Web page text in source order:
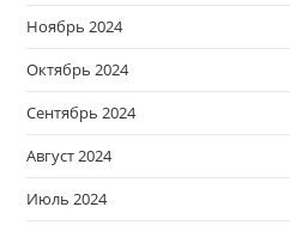
Ноябрь 2024
Октябрь 2024
Сентябрь 2024
Август 2024
Июль 2024